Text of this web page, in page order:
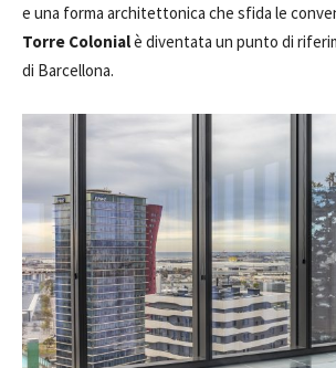
e una forma architettonica che sfida le
Torre Colonialè diventata un punto di
di Barcellona.